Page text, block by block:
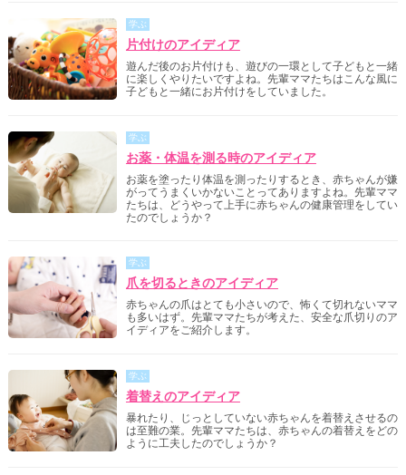
学ぶ
片付けのアイディア
遊んだ後のお片付けも、遊びの一環として子どもと一緒
に楽しくやりたいですよね。先輩ママたちはこんな風に
子どもと一緒にお片付けをしていました。
学ぶ
お薬・体温を測る時のアイディア
お薬を塗ったり体温を測ったりするとき、赤ちゃんが嫌
がってうまくいかないことってありますよね。先輩ママ
たちは、どうやって上手に赤ちゃんの健康管理をしてい
たのでしょうか？
学ぶ
爪を切るときのアイディア
赤ちゃんの爪はとても小さいので、怖くて切れないママ
も多いはず。先輩ママたちが考えた、安全な爪切りのア
イディアをご紹介します。
学ぶ
着替えのアイディア
暴れたり、じっとしていない赤ちゃんを着替えさせるの
は至難の業。先輩ママたちは、赤ちゃんの着替えをどの
ように工夫したのでしょうか？